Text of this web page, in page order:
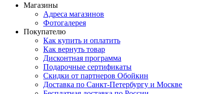
Магазины
Адреса магазинов
Фотогалерея
Покупателю
Как купить и оплатить
Как вернуть товар
Дисконтная программа
Подарочные сертификаты
Скидки от партнеров Обойкин
Доставка по Санкт-Петербургу и Москве